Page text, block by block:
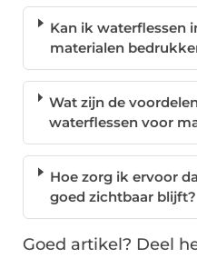
Kan ik waterflessen
materialen
Wat zijn de
waterflessen voor
Hoe zorg ik ervoor
goed zichtbaar blijft?
Goed artikel? Deel